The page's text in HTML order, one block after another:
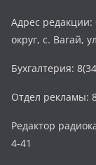
Адрес редакции:
округ, с. Вагай,
Бухгалтерия:
Отдел рекламы:
Редактор
4-41